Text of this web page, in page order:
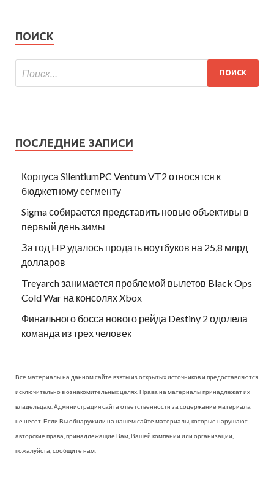
ПОИСК
ПОСЛЕДНИЕ ЗАПИСИ
Корпуса SilentiumPC Ventum VT2 относятся к
бюджетному сегменту
Sigma собирается представить новые объективы в
первый день зимы
За год HP удалось продать ноутбуков на 25,8 млрд
долларов
Treyarch занимается проблемой вылетов Black Ops
Cold War на консолях Xbox
Финального босса нового рейда Destiny 2 одолела
команда из трех человек
Все материалы на данном сайте взяты из открытых источников и предоставляются
исключительно в ознакомительных целях. Права на материалы принадлежат их
владельцам. Администрация сайта ответственности за содержание материала
не несет. Если Вы обнаружили на нашем сайте материалы, которые нарушают
авторские права, принадлежащие Вам, Вашей компании или организации,
пожалуйста, сообщите нам.